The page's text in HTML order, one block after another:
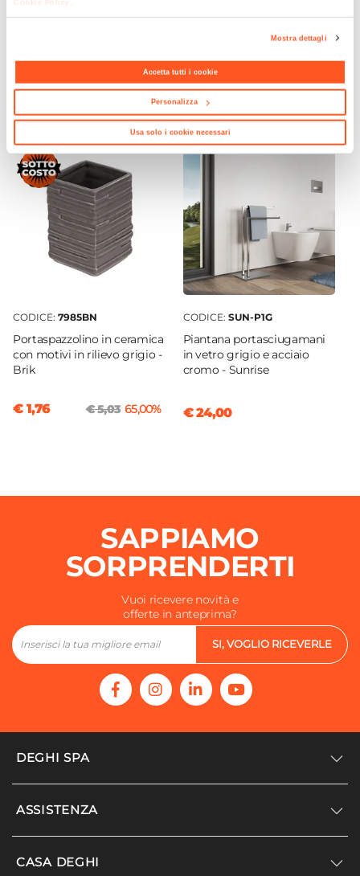
Cookie Policy
Mostra dettagli
Accetta tutti i cookie
Personalizza
Usa solo i cookie necessari
Appoggio
Serie
Materiale
Ceramica
Colore
Grigio
Forma
Rettangolare
11,5 cm
Profondità
Ti suggeriamo anche
CODICE: 7985BN
Portaspazzolino in ceramica
con motivi in rilievo grigio -
Brik
€ 1,76 € 5,03 65,00%
CODICE: SUN-P1G
Piantana portasciugamani
in vetro grigio e acciaio
cromo - Sunrise
€ 24,00
SAPPIAMO
SORPRENDERTI
Vuoi ricevere novità e
offerte in anteprima?
SI, VOGLIO RICEVERLE
DEGHI SPA
Accedi/Registrati
ASSISTENZA
Supporto
CASA DEGHI